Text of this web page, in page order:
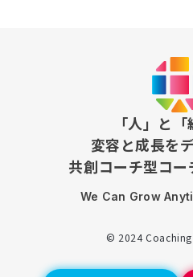
「人」と
変容と成長を
共創コーチ型コ
We Can Grow
© 2024 Coaching